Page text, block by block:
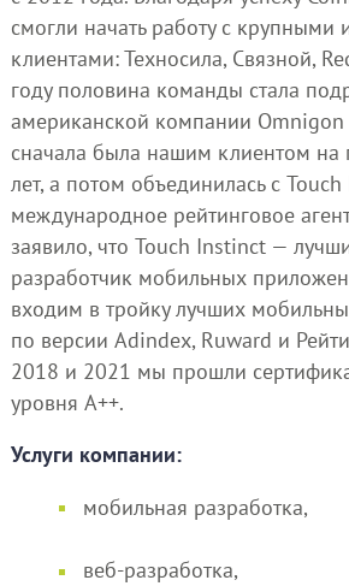
смогли начать работу с крупными
клиентами: Техносила, Связной,
году половина команды стала
американской компании
сначала была нашим клиентом на
лет, а потом объединилась с
международное рейтинговое
заявило, что Touch Instinct —
разработчик мобильных
входим в тройку лучших
по версии Adindex, Ruward и
2018 и 2021 мы прошли
уровня A++.
Услуги компании:
мобильная разработка,
веб-разработка,